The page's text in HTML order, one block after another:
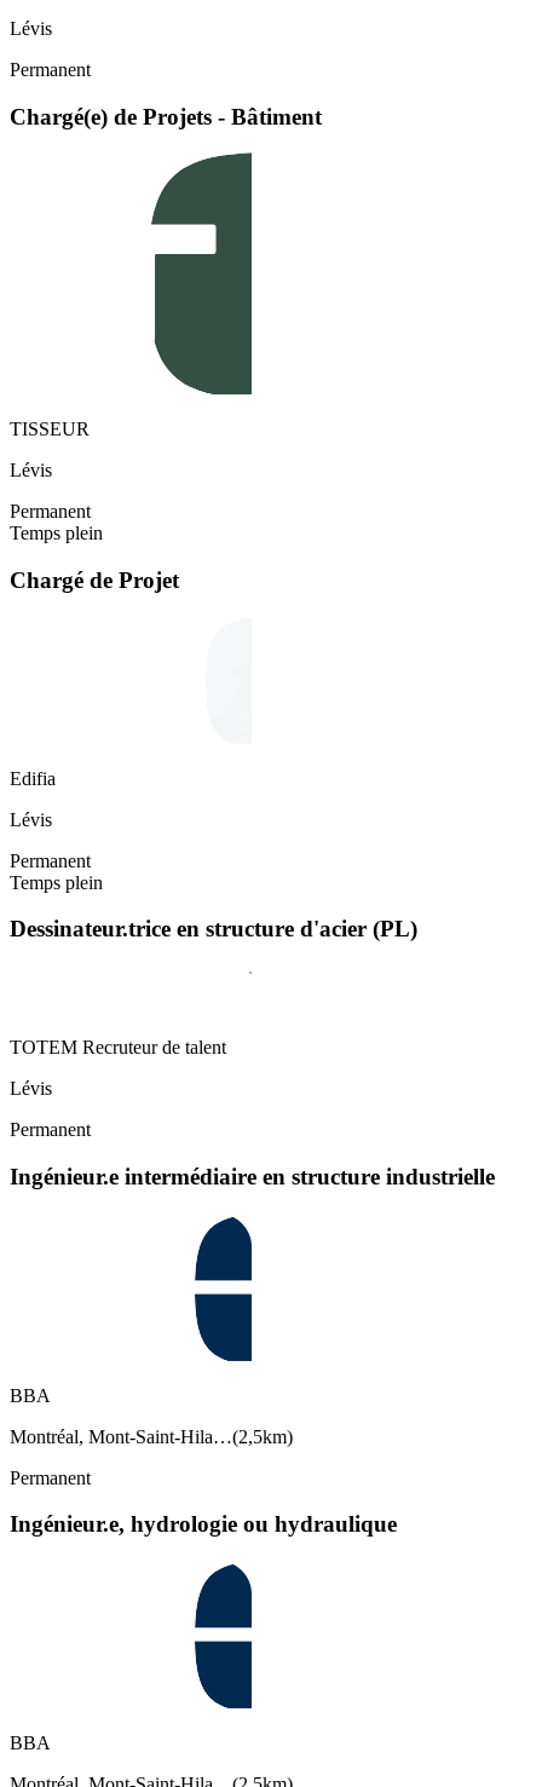
Lévis
Permanent
Chargé(e) de Projets - Bâtiment
TISSEUR
Lévis
Permanent
Temps plein
Chargé de Projet
Edifia
Lévis
Permanent
Temps plein
Dessinateur.trice en structure d'acier (PL)
TOTEM Recruteur de talent
Lévis
Permanent
Ingénieur.e intermédiaire en structure industrielle
BBA
Montréal, Mont-Saint-Hila…(2,5km)
Permanent
Ingénieur.e, hydrologie ou hydraulique
BBA